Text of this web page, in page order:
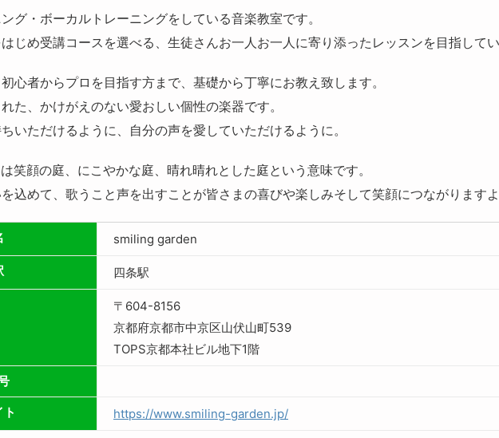
グ・ボーカルトレーニングをしている音楽教室です。
じめ受講コースを選べる、生徒さんお一人お一人に寄り添ったレッスンを目指してい
心者からプロを目指す方まで、基礎から丁寧にお教え致します。
た、かけがえのない愛おしい個性の楽器です。
いただけるように、自分の声を愛していただけるように。
笑顔の庭、にこやかな庭、晴れ晴れとした庭という意味です。
込めて、歌うこと声を出すことが皆さまの喜びや楽しみそして笑顔につながりますよ
smiling garden
四条駅
〒604-8156
京都府京都市中京区山伏山町539
TOPS京都本社ビル地下1階
https://www.smiling-garden.jp/